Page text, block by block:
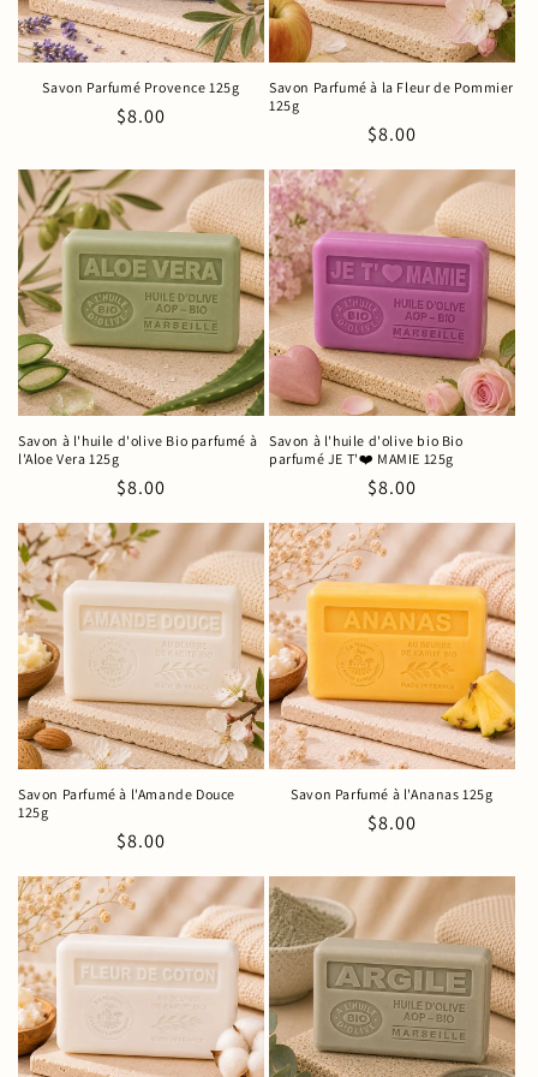
Savon Parfumé Provence 125g
Prix
$8.00
Savon Parfumé à la Fleur de Pommier
125g
Prix
$8.00
Savon à l'huile d'olive Bio parfumé à
l'Aloe Vera 125g
Prix
$8.00
Savon à l'huile d'olive bio Bio
parfumé JE T'❤️ MAMIE 125g
Prix
$8.00
Savon Parfumé à l'Amande Douce
125g
Prix
$8.00
Savon Parfumé à l'Ananas 125g
Prix
$8.00